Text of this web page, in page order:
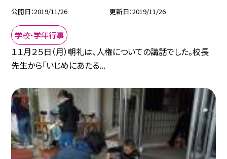
公開日 2019/11/26 更新日 2019/11/26
学校・学年行事
１１月２５日（月）朝礼は、人権についての講話でした。校長
先生から「いじめにあたる...